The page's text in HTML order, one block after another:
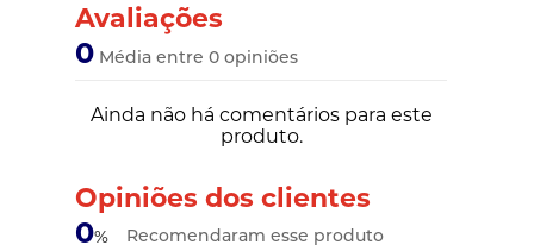
Avaliações
0 Média entre 0 opiniões
Ainda não há comentários para este
produto.
Opiniões dos clientes
0% Recomendaram esse produto